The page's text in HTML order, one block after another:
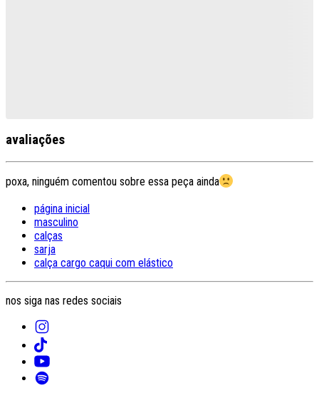
avaliações
poxa, ninguém comentou sobre essa peça ainda
página inicial
masculino
calças
sarja
calça cargo caqui com elástico
nos siga nas redes sociais